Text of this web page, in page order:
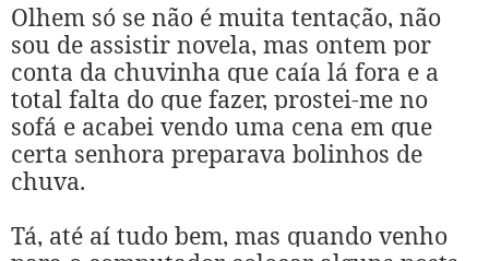
Olhem só se não é muita tentação, não
sou de assistir novela, mas ontem por
conta da chuvinha que caía lá fora e a
total falta do que fazer, prostei-me no
sofá e acabei vendo uma cena em que
certa senhora preparava bolinhos de
chuva.
Tá, até aí tudo bem, mas quando venho